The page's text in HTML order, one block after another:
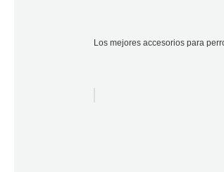
Los mejores accesorios para